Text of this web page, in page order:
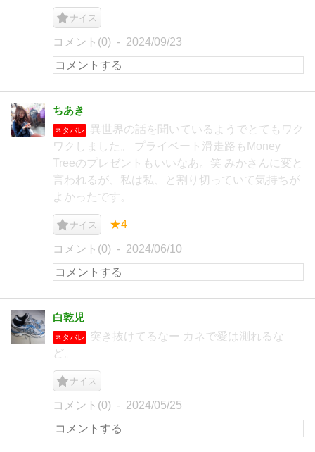
ナイス
コメント(0) 2024/09/23
ちあき
ネタバレ
異世界の話を聞いているようでとてもワク
ワクしました。 プライベート滑走路もMoney
Treeのプレゼントもいいなあ。笑 みかさんに変と
言われるが、私は私、と割り切っていて気持ちが
よかったです。
ナイス ★4
コメント(0) 2024/06/10
白乾児
ネタバレ
突き抜けてるなー カネで愛は測れるな
ど。
ナイス
コメント(0) 2024/05/25